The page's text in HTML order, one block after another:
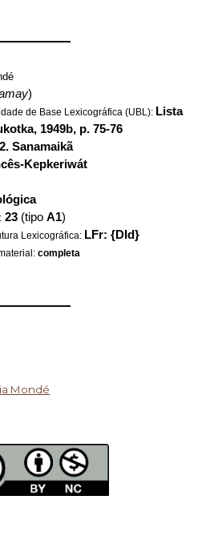
)
de Base Lexicográfica (UBL): Lista
1949b, p. 75-76
Sanamaikã
Kepkeriwát
23 (tipoA1)
Lexicográfica: LFr: {DId}
completa
Mondé